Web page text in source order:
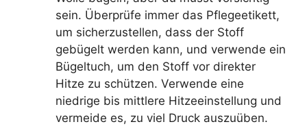
sein. Überprüfe immer das Pflegeetikett,
um sicherzustellen, dass der Stoff
gebügelt werden kann, und verwende ein
Bügeltuch, um den Stoff vor direkter
Hitze zu schützen. Verwende eine
niedrige bis mittlere Hitzeeinstellung und
vermeide es, zu viel Druck auszuüben.